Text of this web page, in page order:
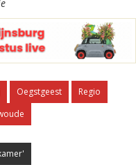
Oegstgeest
Regio